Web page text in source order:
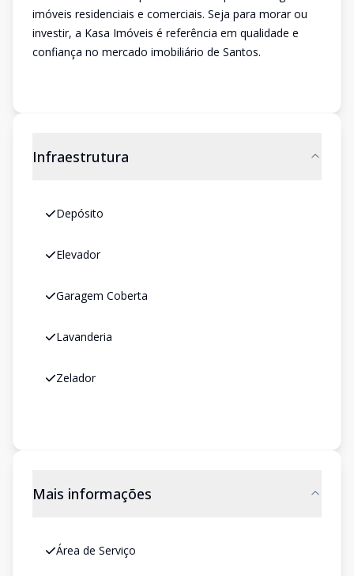
imóveis residenciais e comerciais. Seja para morar ou
investir, a Kasa Imóveis é referência em qualidade e
confiança no mercado imobiliário de Santos.
Infraestrutura
Depósito
Elevador
Garagem Coberta
Lavanderia
Zelador
Mais informações
Área de Serviço